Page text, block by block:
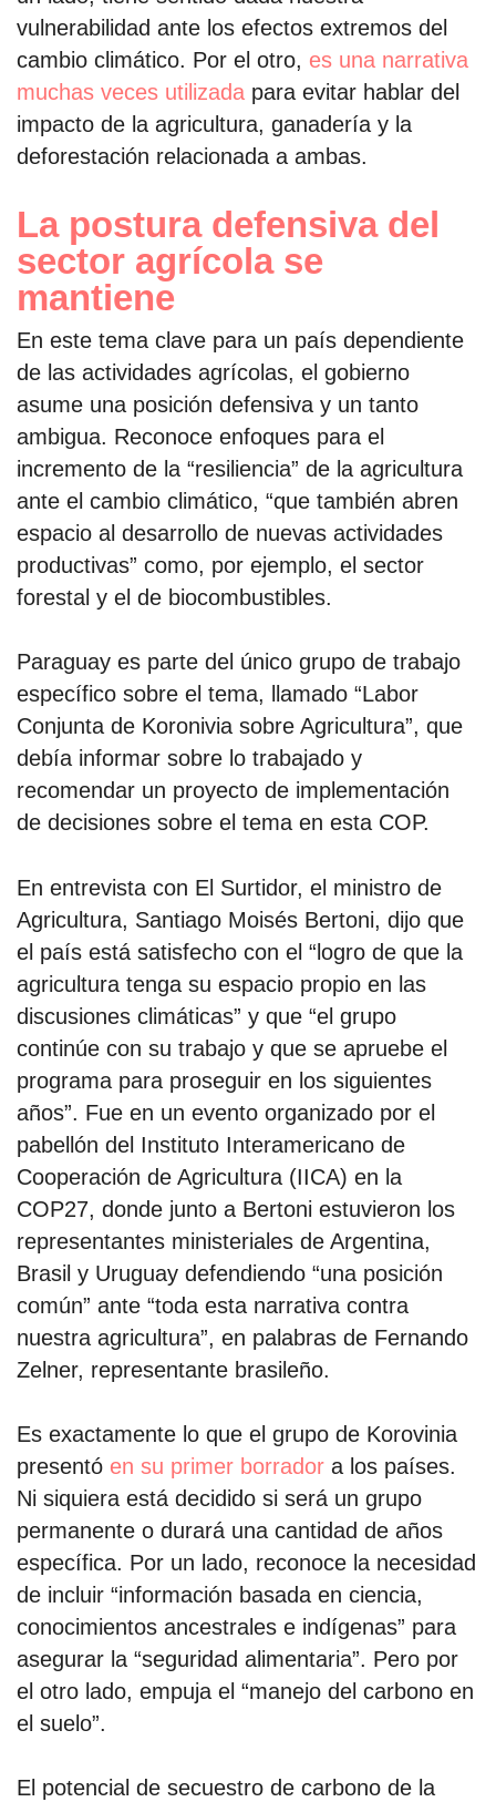
vulnerabilidad ante los efectos extremos del
cambio climático. Por el otro, es una narrativa
muchas veces utilizada para evitar hablar del
impacto de la agricultura, ganadería y la
deforestación relacionada a ambas.
La postura defensiva del
sector agrícola se
mantiene
En este tema clave para un país dependiente
de las actividades agrícolas, el gobierno
asume una posición defensiva y un tanto
ambigua. Reconoce enfoques para el
incremento de la “resiliencia” de la agricultura
ante el cambio climático, “que también abren
espacio al desarrollo de nuevas actividades
productivas” como, por ejemplo, el sector
forestal y el de biocombustibles.
Paraguay es parte del único grupo de trabajo
específico sobre el tema, llamado “Labor
Conjunta de Koronivia sobre Agricultura”, que
debía informar sobre lo trabajado y
recomendar un proyecto de implementación
de decisiones sobre el tema en esta COP.
En entrevista con El Surtidor, el ministro de
Agricultura, Santiago Moisés Bertoni, dijo que
el país está satisfecho con el “logro de que la
agricultura tenga su espacio propio en las
discusiones climáticas” y que “el grupo
continúe con su trabajo y que se apruebe el
programa para proseguir en los siguientes
años”. Fue en un evento organizado por el
pabellón del Instituto Interamericano de
Cooperación de Agricultura (IICA) en la
COP27, donde junto a Bertoni estuvieron los
representantes ministeriales de Argentina,
Brasil y Uruguay defendiendo “una posición
común” ante “toda esta narrativa contra
nuestra agricultura”, en palabras de Fernando
Zelner, representante brasileño.
Es exactamente lo que el grupo de Korovinia
presentó en su primer borrador a los países.
Ni siquiera está decidido si será un grupo
permanente o durará una cantidad de años
específica. Por un lado, reconoce la necesidad
de incluir “información basada en ciencia,
conocimientos ancestrales e indígenas” para
asegurar la “seguridad alimentaria”. Pero por
el otro lado, empuja el “manejo del carbono en
el suelo”.
El potencial de secuestro de carbono de la